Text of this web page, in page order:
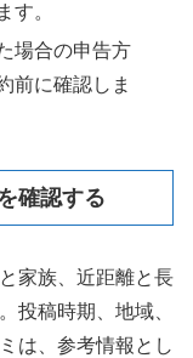
す。
場合の申告方
前に確認しま
確認する
家族、近距離と長
投稿時期、地域、
は、参考情報とし